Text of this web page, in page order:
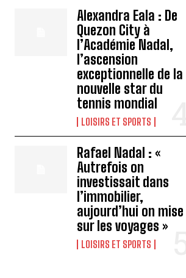
Alexandra Eala : De
Quezon City à
l’Académie Nadal,
l’ascension
exceptionnelle de la
nouvelle star du
tennis mondial
LOISIRS ET SPORTS
Rafael Nadal : «
Autrefois on
investissait dans
l’immobilier,
aujourd’hui on mise
sur les voyages »
LOISIRS ET SPORTS